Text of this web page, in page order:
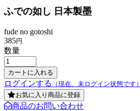
ふでの如し 日本製墨
fude no gotoshi
385円
数量
ログインする
（現在、未ログイン状態です）
お気に入り商品に登録
商品のお問い合わせ